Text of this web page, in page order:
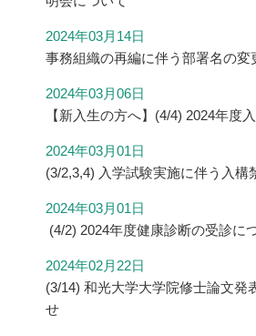
2024年03月14日
事務組織の再編に伴う部署名の変
2024年03月06日
【新入生の方へ】(4/4) 2024年度
2024年03月01日
(3/2,3,4) 入学試験実施に伴う入構
2024年03月01日
(4/2) 2024年度健康診断の受診に
2024年02月22日
(3/14) 和光大学大学院修士論文発
せ